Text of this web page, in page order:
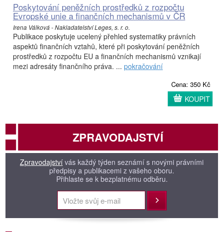
Poskytování peněžních prostředků z rozpočtu
Evropské unie a finančních mechanismů v ČR
Irena Válková - Nakladatelství Leges, s. r. o.
Publikace poskytuje ucelený přehled systematiky právních
aspektů finančních vztahů, které při poskytování peněžních
prostředků z rozpočtu EU a finančních mechanismů vznikají
mezi adresáty finančního práva. ... pokračování
Cena: 350 Kč
KOUPIT
ZPRAVODAJSTVÍ
Zpravodajství vás každý týden seznámí s novými právními
předpisy a publikacemi z vašeho oboru.
Přihlaste se k bezplatnému odběru.
Přihlásit